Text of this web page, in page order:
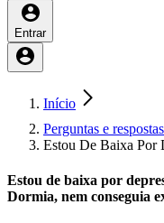
Entrar
Início
Perguntas e respostas
Estou De Baixa Por
Estou de baixa por
Dormia, nem conseguia